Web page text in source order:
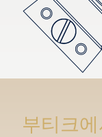
부티크